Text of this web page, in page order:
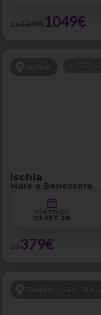
DA1249€1049€
Ischia
Ischia
Mare e Benessere
PARTENZA
03 SET 26
DA379€
Budoni - San Teodoro